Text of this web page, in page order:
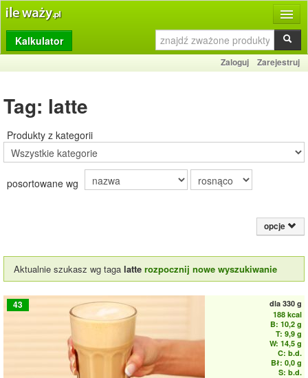
Produkty
Dziennik
Przelicznik
Porady
Słownik
Kalkulator
Zaloguj Zarejestruj
Tag: latte
Produkty z kategorii
posortowane wg
opcje
Aktualnie szukasz wg taga latte rozpocznij nowe wyszukiwanie
43 dla 330 g
188 kcal
B: 10,2 g
T: 9,9 g
W: 14,5 g
C: b.d.
Bł: 0,0 g
S: b.d.